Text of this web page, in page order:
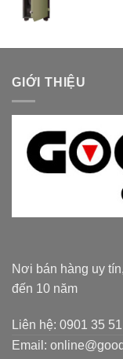
GIỚI THIỆU
Nơi bán hàng uy
đến 10 năm
Liên hệ: 0901 35
Email: